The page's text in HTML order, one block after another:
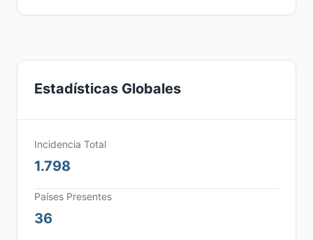
Estadísticas Globales
Incidencia Total
1.798
Países Presentes
36